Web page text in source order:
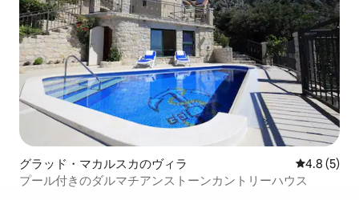
グラッド・マカルスカのヴィラ レビュー5
4.8 (5)
プール付きのダルマチアンストーンカントリーハウス